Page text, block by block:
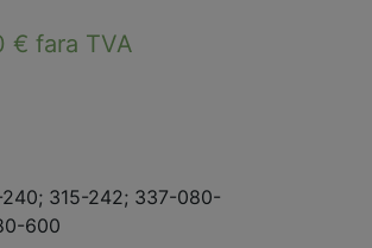
€ fara TVA
315-242; 337-080-
600